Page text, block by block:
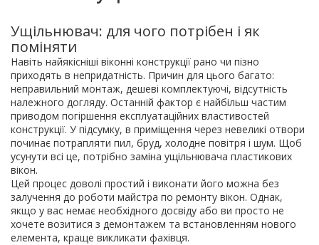
Ущільнювач: для чого потрібен і як
поміняти
Навіть найякісніші віконні конструкції рано чи пізно
приходять в непридатність. Причин для цього багато:
неправильний монтаж, дешеві комплектуючі, відсутність
належного догляду. Останній фактор є найбільш частим
приводом погіршення експлуатаційних властивостей
конструкції. У підсумку, в приміщення через невеликі отвори
починає потрапляти пил, бруд, холодне повітря і шум. Щоб
усунути всі це, потрібно заміна ущільнювача пластикових
вікон.
Цей процес доволі простий і виконати його можна без
залучення до роботи майстра по ремонту вікон. Однак,
якщо у вас немає необхідного досвіду або ви просто не
хочете возитися з демонтажем та встановленням нового
елемента, краще викликати фахівця.